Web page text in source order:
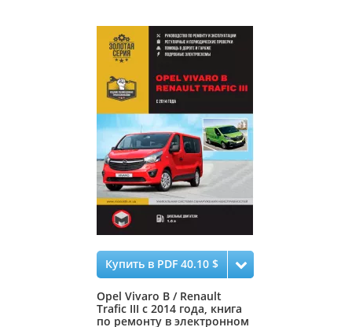
Купить в PDF 40.10 $
Opel Vivaro B / Renault
Trafic III с 2014 года, книга
по ремонту в электронном